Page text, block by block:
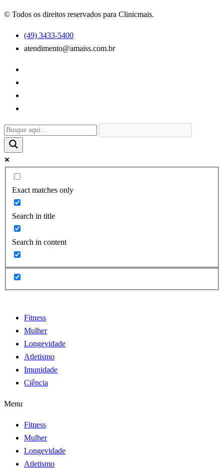
© Todos os direitos reservados para Clinicmais.
(49) 3433-5400
atendimento@amaiss.com.br
Exact matches only
Search in title
Search in content
Fitness
Mulher
Longevidade
Atletismo
Imunidade
Ciência
Menu
Fitness
Mulher
Longevidade
Atletismo